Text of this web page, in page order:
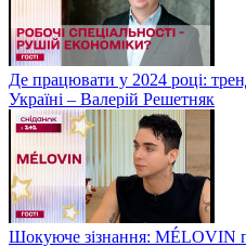
Де працювати у 2024 році:
Україні – Валерій Решетняк
Шокуюче зізнання: MÉLOVIN